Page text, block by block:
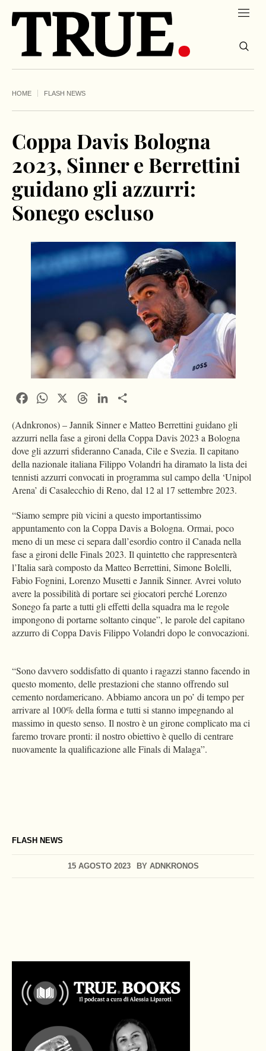
HOME FLASH NEWS
FLASH NEWS
Coppa Davis Bologna
2023, Sinner e Berrettini
guidano gli azzurri:
Sonego escluso
15 AGOSTO 2023 BY ADNKRONOS
FacebookWhatsApp ThreadsLinkedIn
(Adnkronos) – Jannik Sinner e Matteo Berrettini guidano gli
azzurri nella fase a gironi della Coppa Davis 2023 a Bologna
dove gli azzurri sfideranno Canada, Cile e Svezia. Il capitano
della nazionale italiana Filippo Volandri ha diramato la lista dei
tennisti azzurri convocati in programma sul campo della ‘Unipol
Arena’ di Casalecchio di Reno, dal 12 al 17 settembre 2023.
“Siamo sempre più vicini a questo importantissimo
appuntamento con la Coppa Davis a Bologna. Ormai, poco
meno di un mese ci separa dall’esordio contro il Canada nella
fase a gironi delle Finals 2023. Il quintetto che rappresenterà
l’Italia sarà composto da Matteo Berrettini, Simone Bolelli,
Fabio Fognini, Lorenzo Musetti e Jannik Sinner. Avrei voluto
avere la possibilità di portare sei giocatori perché Lorenzo
Sonego fa parte a tutti gli effetti della squadra ma le regole
impongono di portarne soltanto cinque”, le parole del capitano
azzurro di Coppa Davis Filippo Volandri dopo le convocazioni.
“Sono davvero soddisfatto di quanto i ragazzi stanno facendo in
questo momento, delle prestazioni che stanno offrendo sul
cemento nordamericano. Abbiamo ancora un po’ di tempo per
arrivare al 100% della forma e tutti si stanno impegnando al
massimo in questo senso. Il nostro è un girone complicato ma ci
faremo trovare pronti: il nostro obiettivo è quello di centrare
nuovamente la qualificazione alle Finals di Malaga”.